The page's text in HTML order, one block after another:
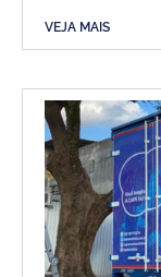
VEJA MAIS